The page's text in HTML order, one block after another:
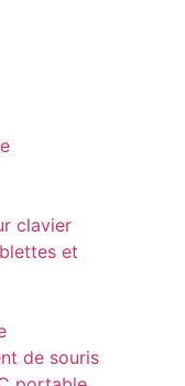
clavier
et
de souris